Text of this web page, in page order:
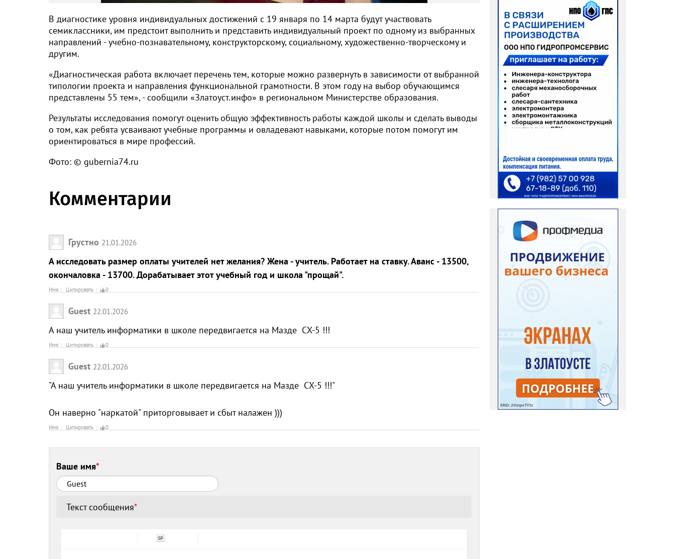
В диагностике уровня индивидуальных достижений с 19 января по 14 марта будут участвовать
семиклассники, им предстоит выполнить и представить индивидуальный проект по одному из выбранных
направлений - учебно-познавательному, конструкторскому, социальному, художественно-творческому и
другим.
«Диагностическая работа включает перечень тем, которые можно развернуть в зависимости от выбранной
типологии проекта и направления функциональной грамотности. В этом году на выбор обучающимся
представлены 55 тем», - сообщили «Златоуст.инфо» в региональном Министерстве образования.
Результаты исследования помогут оценить общую эффективность работы каждой школы и сделать выводы
о том, как ребята усваивают учебные программы и овладевают навыками, которые потом помогут им
ориентироваться в мире профессий.
Фото: © gubernia74.ru
Комментарии
Грустно 21.01.2026
А исследовать размер оплаты учителей нет желания? Жена - учитель. Работает на ставку. Аванс - 13500,
окончаловка - 13700. Дорабатывает этот учебный год и школа "прощай".
Имя Цитировать 0
Guest 22.01.2026
А наш учитель информатики в школе передвигается на Мазде СХ-5 !!!
Имя Цитировать 0
Guest 22.01.2026
"А наш учитель информатики в школе передвигается на Мазде СХ-5 !!!"
Он наверно "наркатой" приторговывает и сбыт налажен )))
Имя Цитировать 0
Ваше имя*
Текст сообщения*